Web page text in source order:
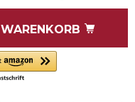
WARENKORB